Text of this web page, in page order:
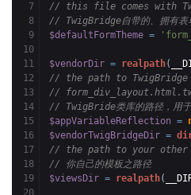
7
8
9
10
11
12
13
14
15
16
17
18
19
// this file comes with
// TwigBridge自带的、拥有表
$defaultFormTheme =
$vendorDir = realpath(
// the path to
//
// TwigBride类库的路径，用
$appVariableReflection =
$vendorTwigBridgeDir =
// the path to your other
// 你自己的模板之路径
$viewsDir = realpath(